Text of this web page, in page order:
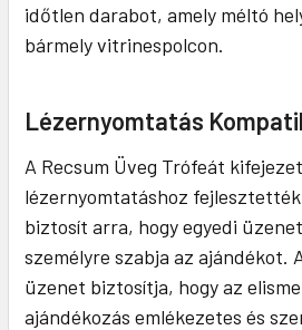
időtlen darabot, amely méltó
bármely vitrinespolcon.
Lézernyomtatás
A Recsum Üveg Trófeát
lézernyomtatáshoz
biztosít arra, hogy egyedi
személyre szabja az ajándékot.
üzenet biztosítja, hogy az
ajándékozás emlékezetes és